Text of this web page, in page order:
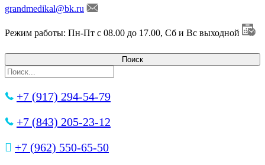
grandmedikal@bk.ru
Режим работы: Пн-Пт с 08.00 до 17.00, Сб и Вс выходной
+7 (917) 294-54-79
+7 (843) 205-23-12
+7 (962) 550‑65‑50‬